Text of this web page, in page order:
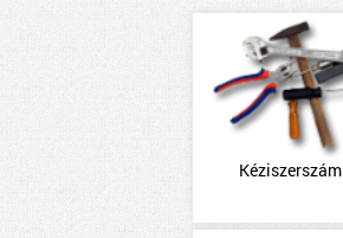
Kéziszerszám